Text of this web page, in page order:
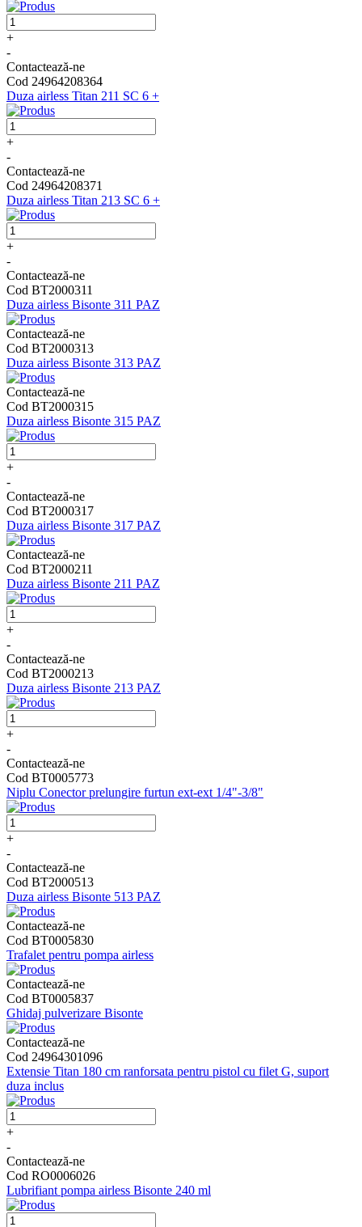
+
-
Contactează-ne
Cod 24964208364
Duza airless Titan 211 SC 6 +
+
-
Contactează-ne
Cod 24964208371
Duza airless Titan 213 SC 6 +
+
-
Contactează-ne
Cod BT2000311
Duza airless Bisonte 311 PAZ
Contactează-ne
Cod BT2000313
Duza airless Bisonte 313 PAZ
Contactează-ne
Cod BT2000315
Duza airless Bisonte 315 PAZ
+
-
Contactează-ne
Cod BT2000317
Duza airless Bisonte 317 PAZ
Contactează-ne
Cod BT2000211
Duza airless Bisonte 211 PAZ
+
-
Contactează-ne
Cod BT2000213
Duza airless Bisonte 213 PAZ
+
-
Contactează-ne
Cod BT0005773
Niplu Conector prelungire furtun ext-ext 1/4"-3/8"
+
-
Contactează-ne
Cod BT2000513
Duza airless Bisonte 513 PAZ
Contactează-ne
Cod BT0005830
Trafalet pentru pompa airless
Contactează-ne
Cod BT0005837
Ghidaj pulverizare Bisonte
Contactează-ne
Cod 24964301096
Extensie Titan 180 cm ranforsata pentru pistol cu filet G, suport
duza inclus
+
-
Contactează-ne
Cod RO0006026
Lubrifiant pompa airless Bisonte 240 ml